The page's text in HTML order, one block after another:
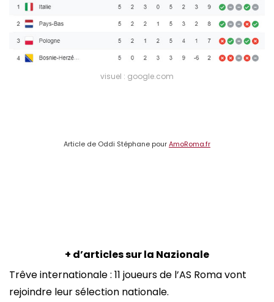
visuel : google.com
Article de Oddi Stéphane pourAmoRoma.fr
+ d’articles sur la Nazionale
Trêve internationale : 11 joueurs de l’AS Roma vont
rejoindre leur sélection nationale.